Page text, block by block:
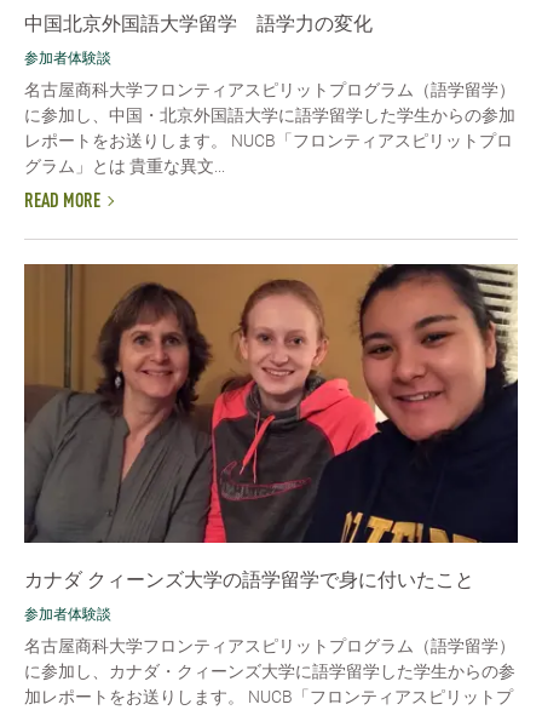
中国北京外国語大学留学 語学力の変化
参加者体験談
名古屋商科大学フロンティアスピリットプログラム（語学留学）
に参加し、中国・北京外国語大学に語学留学した学生からの参加
レポートをお送りします。 NUCB「フロンティアスピリットプロ
グラム」とは 貴重な異文...
READ MORE
カナダ クィーンズ大学の語学留学で身に付いたこと
参加者体験談
名古屋商科大学フロンティアスピリットプログラム（語学留学）
に参加し、カナダ・クィーンズ大学に語学留学した学生からの参
加レポートをお送りします。 NUCB「フロンティアスピリットプ